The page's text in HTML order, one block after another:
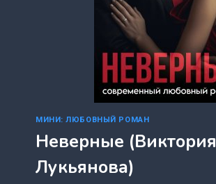
МИНИ: ЛЮБОВНЫЙ РОМАН
Неверные (Виктория
Лукьянова)